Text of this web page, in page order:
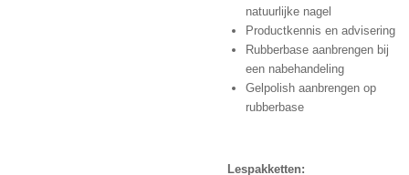
natuurlijke nagel
Productkennis en advisering
Rubberbase aanbrengen bij
een nabehandeling
Gelpolish aanbrengen op
rubberbase
Lespakketten: